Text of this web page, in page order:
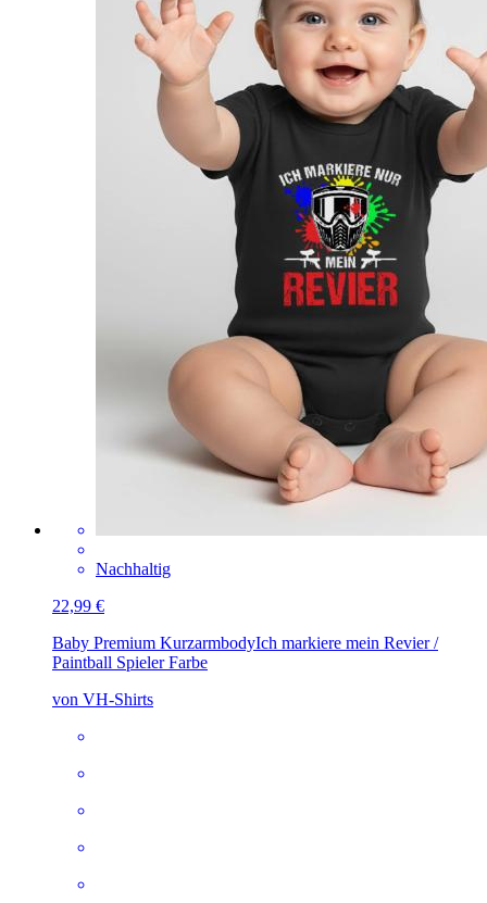
Nachhaltig
22,99 €
Baby Premium KurzarmbodyIch markiere mein Revier /
Paintball Spieler Farbe
von VH-Shirts